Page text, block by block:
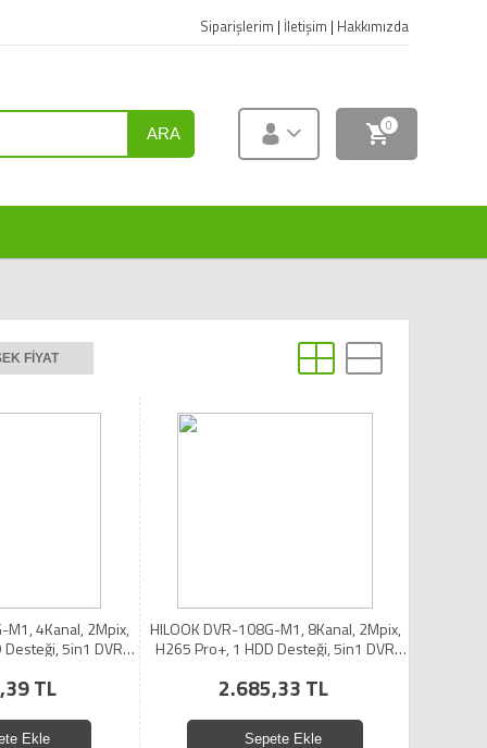
Siparişlerim | İletişim | Hakkımızda
ARA 0
FIYAT
M1, 4Kanal, 2Mpix,
5in1 DVR
TL
Ekle
HILOOK DVR-108G-M1, 8Kanal, 2Mpix,
H265 Pro+, 1 HDD Desteği, 5in1 DVR
2.685,33 TL
Sepete Ekle